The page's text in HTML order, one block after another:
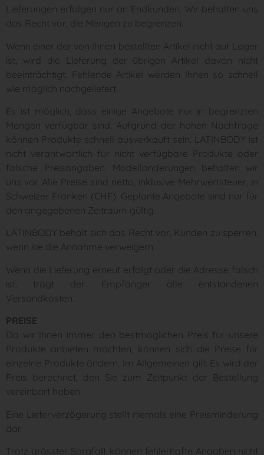
Lieferungen erfolgen nur an Endkunden. Wir behalten uns
das Recht vor, die Mengen zu begrenzen.
Wenn einer der von Ihnen bestellten Artikel nicht auf Lager
ist, wird die Lieferung der übrigen Artikel davon nicht
beeinträchtigt. Fehlende Artikel werden Ihnen so schnell
wie möglich nachgeliefert.
Es ist möglich, dass einige Angebote nur in begrenzten
Mengen verfügbar sind. Aufgrund der hohen Nachfrage
können Produkte schnell ausverkauft sein. LATINBODY ist
nicht verantwortlich für nicht verfügbare Produkte oder
falsche Preisangaben. Modelländerungen behalten wir
uns vor. Alle Preise sind netto, inklusive Mehrwertsteuer, in
Schweizer Franken (CHF). Geplante Angebote sind nur für
den angegebenen Zeitraum gültig.
LATINBODY behält sich das Recht vor, Kunden zu sperren,
wenn sie die Annahme verweigern.
Wenn die Lieferung erneut erfolgt oder die Adresse falsch
ist, trägt der Empfänger alle entstandenen
Versandkosten.
PREISE
Da wir Ihnen immer den bestmöglichen Preis für unsere
Produkte anbieten möchten, können sich die Preise für
einzelne Produkte ändern. Im Allgemeinen gilt: Es wird der
Preis berechnet, den Sie zum Zeitpunkt der Bestellung
vereinbart haben.
Eine Lieferverzögerung stellt niemals eine Preisminderung
dar.
Trotz grösster Sorgfalt können fehlerhafte Angaben nicht